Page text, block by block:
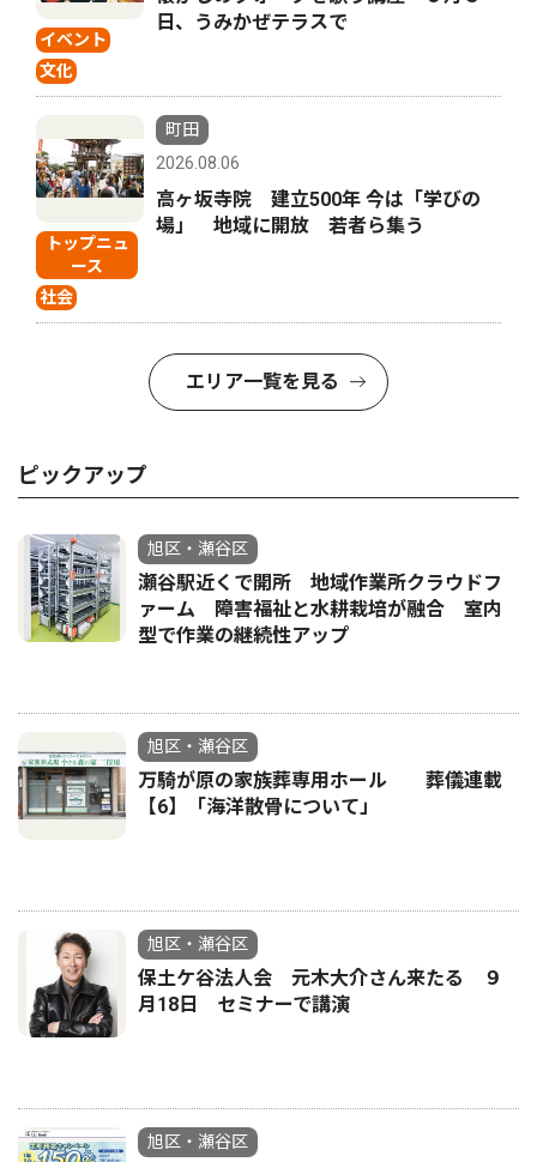
イベント
文化
日、うみかぜテラスで
トップニュ
ース
社会
町田
2026.08.06
高ヶ坂寺院 建立500年 今は「学びの
場」 地域に開放 若者ら集う
エリア一覧を見る
ピックアップ
旭区・瀬谷区
瀬谷駅近くで開所 地域作業所クラウドフ
ァーム 障害福祉と水耕栽培が融合 室内
型で作業の継続性アップ
旭区・瀬谷区
万騎が原の家族葬専用ホール 葬儀連載
【6】「海洋散骨について」
旭区・瀬谷区
保土ケ谷法人会 元木大介さん来たる ９
月18日 セミナーで講演
旭区・瀬谷区